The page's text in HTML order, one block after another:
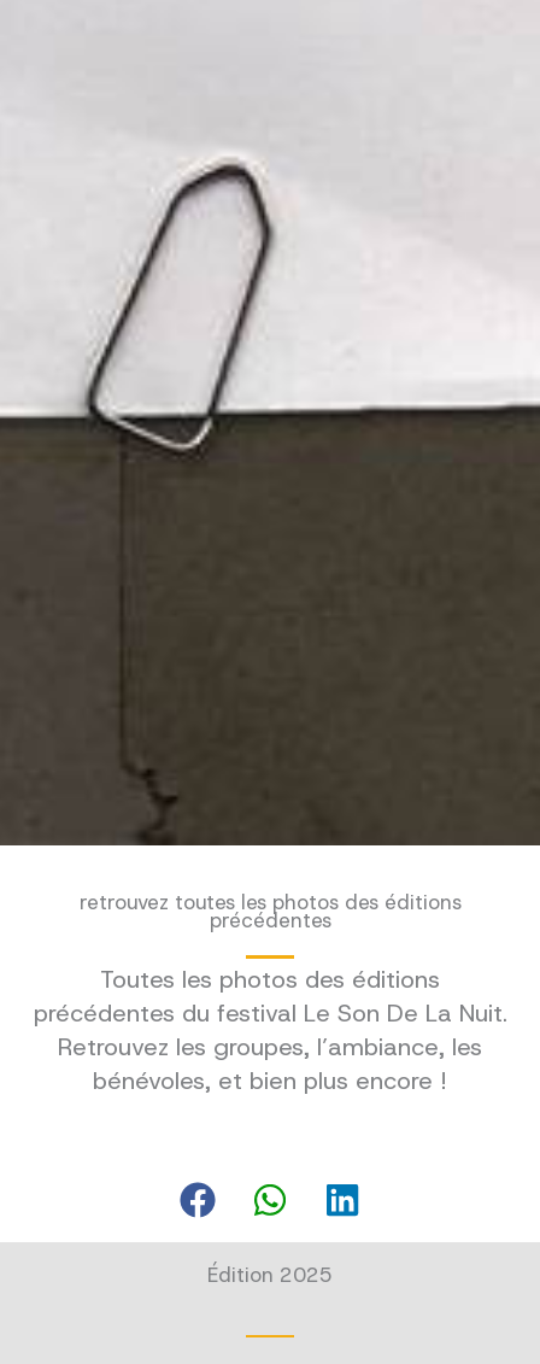
retrouvez toutes les photos des éditions
précédentes
Toutes les photos des éditions
précédentes du festival Le Son De La Nuit.
Retrouvez les groupes, l’ambiance, les
bénévoles, et bien plus encore !
Édition 2025